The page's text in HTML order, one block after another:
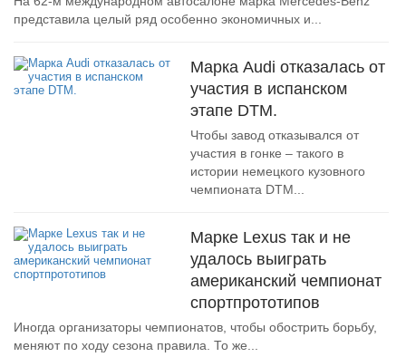
представила целый ряд особенно экономичных и...
Марка Audi отказалась от
участия в испанском
этапе DTM.
Чтобы завод отказывался от
участия в гонке – такого в
истории немецкого кузовного
чемпионата DTM...
Марке Lexus так и не
удалось выиграть
американский чемпионат
спортпрототипов
Иногда организаторы чемпионатов, чтобы обострить борьбу,
меняют по ходу сезона правила. То же...